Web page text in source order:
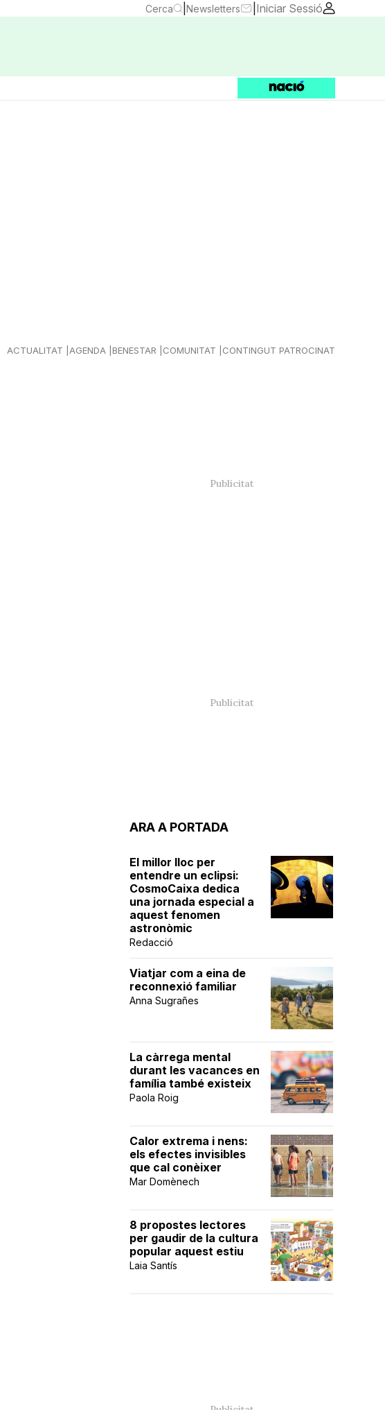
Cerca Newsletters Iniciar Sessió
ACTUALITAT AGENDA BENESTAR COMUNITAT CONTINGUT PATROCINAT
ARA A PORTADA
El millor lloc per
entendre un eclipsi:
CosmoCaixa dedica
una jornada especial a
aquest fenomen
astronòmic
Redacció
Viatjar com a eina de
reconnexió familiar
Anna Sugrañes
La càrrega mental
durant les vacances en
família també existeix
Paola Roig
Calor extrema i nens:
els efectes invisibles
que cal conèixer
Mar Domènech
8 propostes lectores
per gaudir de la cultura
popular aquest estiu
Laia Santís